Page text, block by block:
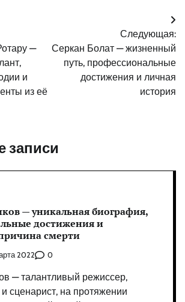
—
и
из её
Следующая:
Серкан Болат — жизненный
путь, профессиональные
достижения и личная
история
записи
— уникальная биография,
достижения и
смерти
2022 0
— талантливый режиссер,
сценарист, на протяжении